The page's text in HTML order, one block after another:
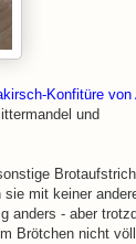
Konfitüre von
und
mit keiner
anders - aber
Brötchen nicht